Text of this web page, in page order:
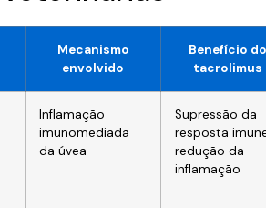
Mecanismo
envolvido
Benefício do
tacrolimus
Inflamação
imunomediada
da úvea
Supressão da
resposta
redução da
inflamação